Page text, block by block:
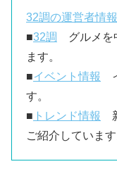
32調の運営者情報
■32調
グルメを
ます。
■イベント情報
す。
■ トレンド情報
ご紹介しています